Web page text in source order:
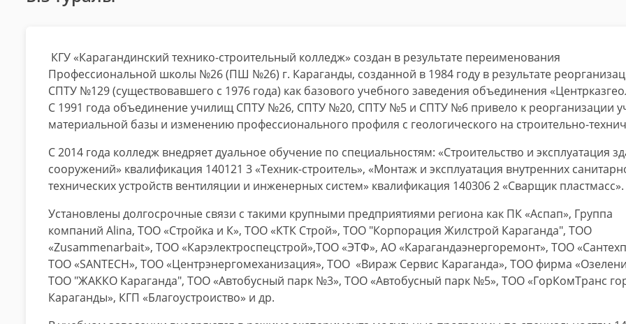
КГУ «Карагандинский технико-строительный колледж» создан в результате переименования
Профессиональной школы №26 (ПШ №26) г. Караганды, созданной в 1984 году в результате
СПТУ №129 (существовавшего с 1976 года) как базового учебного заведения объединения
С 1991 года объединение училищ СПТУ №26, СПТУ №20, СПТУ №5 и СПТУ №6 привело к реорганизации
материальной базы и изменению профессионального профиля с геологического на строительно-
С 2014 года колледж внедряет дуальное обучение по специальностям: «Строительство и эксплуатация
сооружений» квалификация 140121 3 «Техник-строитель», «Монтаж и эксплуатация внутренних
технических устройств вентиляции и инженерных систем» квалификация 140306 2 «Сварщик пластмасс».
Установлены долгосрочные связи с такими крупными предприятиями региона как ПК «Аспап», Группа
компаний Alina, ТОО «Стройка и К», ТОО «КТК Строй», ТОО "Корпорация Жилстрой Караганда", TOO
«Zusammenarbait», ТОО «Карэлектроспецстрой»,ТОО «ЭТФ», АО «Карагандаэнергоремонт», ТОО
ТОО «SANTECH», ТОО «Центрэнергомеханизация», ТОО «Вираж Сервис Караганда», ТОО фирма
ТОО "ЖАККО Караганда", ТОО «Автобусный парк №3», ТОО «Автобусный парк №5», ТОО «ГорКомТранс
Караганды», КГП «Благоустроиство» и др.